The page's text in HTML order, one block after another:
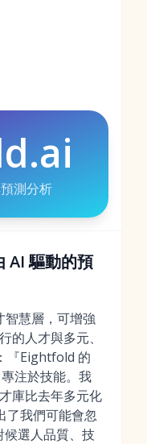
測分析
AI 驅動的預
慧層，可增強
的人才與多元、
『Eightfold 的
注於技能。我
庫比去年多元化
了我們可能會忽
候選人品質、技